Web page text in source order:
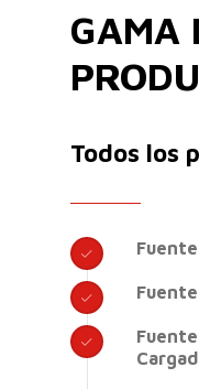
GAMA
Todos los